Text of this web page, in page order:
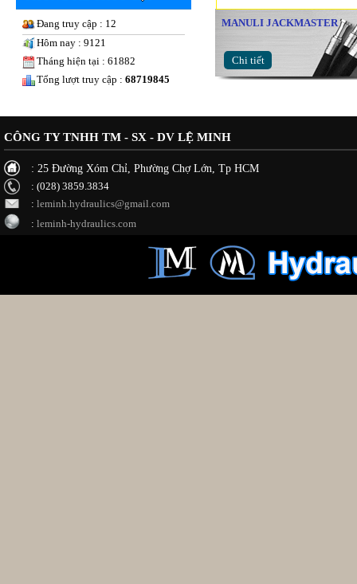
Đang truy cập : 12
Hôm nay : 9121
Tháng hiện tại : 61882
Tổng lượt truy cập : 68719845
MANULI JACKMASTER
Chi tiết
CÔNG TY TNHH TM - SX - DV LỆ MINH
: 25 Đường Xóm Chỉ, Phường Chợ Lớn, Tp HCM
: (028) 3859.3834
: leminh.hydraulics@gmail.com
: leminh-hydraulics.com